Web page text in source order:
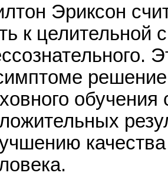
Эриксон
к целительной
решение